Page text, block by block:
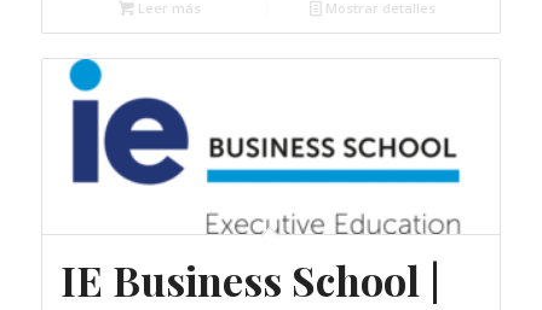
Leer más Mostrar detalles
IE Business School |